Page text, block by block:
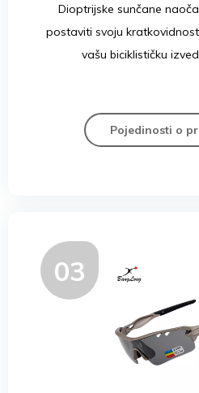
Dioptrijske sunčane
postaviti svoju
vašu biciklističku
Pojedinosti o
03